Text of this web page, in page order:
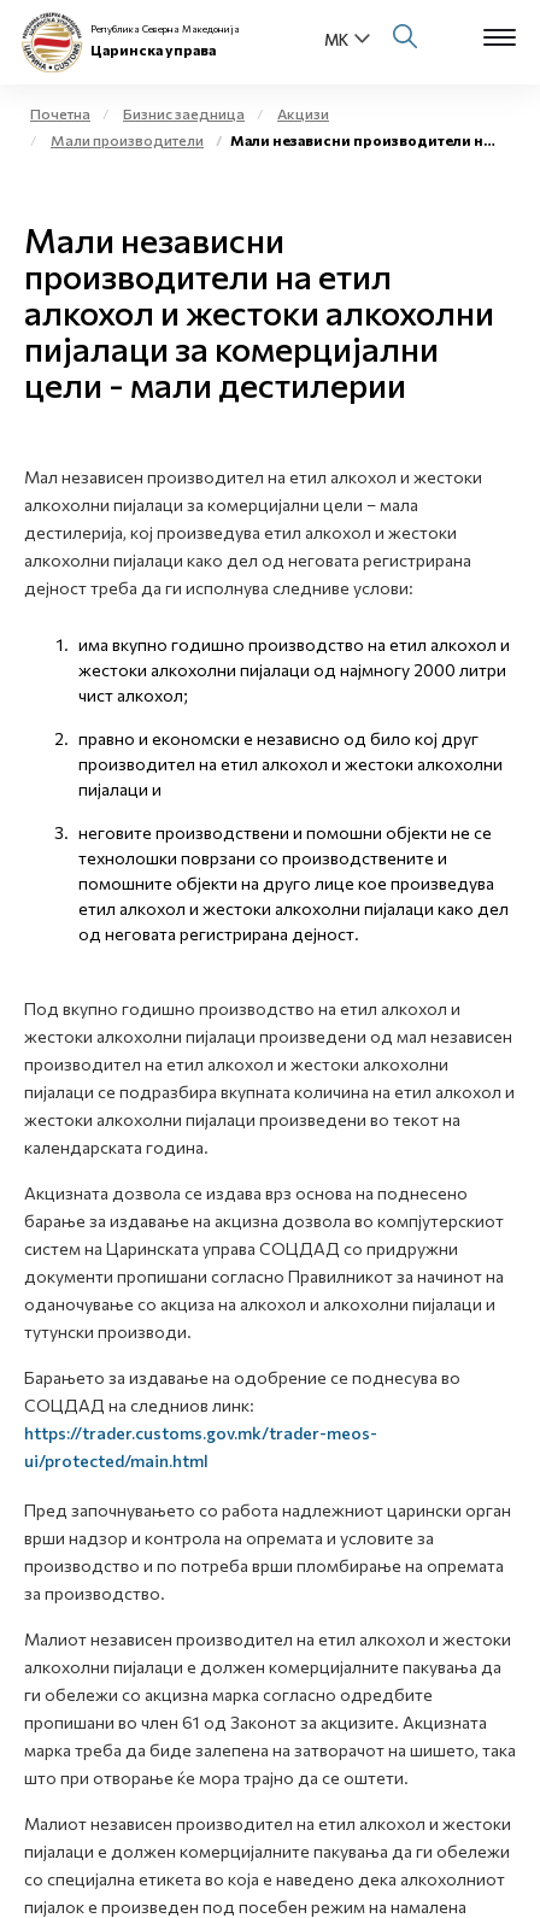
Физички лица
Бизнис заедница
Е-Царина
Контакт
Е-Весник
Република Северна Македонија
Царинска управа
Почетна Бизнис заедница
Акцизи
Мали производители
Мали независни производители на етил алкохол и жестоки алкохолни пијалаци за комерцијални цели - мали дестилерии
Мали независни
производители на етил
алкохол и жестоки алкохолни
пијалаци за комерцијални
цели - мали дестилерии
Мал независен производител на етил алкохол и жестоки
алкохолни пијалаци за комерцијални цели – мала
дестилерија, кој произведува етил алкохол и жестоки
алкохолни пијалаци како дел од неговата регистрирана
дејност треба да ги исполнува следниве услови:
има вкупно годишно производство на етил алкохол и
жестоки алкохолни пијалаци од најмногу 2000 литри
чист алкохол;
правно и економски е независно од било кој друг
производител на етил алкохол и жестоки алкохолни
пијалаци и
неговите производствени и помошни објекти не се
технолошки поврзани со производствените и
помошните објекти на друго лице кое произведува
етил алкохол и жестоки алкохолни пијалаци како дел
од неговата регистрирана дејност.
Под вкупно годишно производство на етил алкохол и
жестоки алкохолни пијалаци произведени од мал независен
производител на етил алкохол и жестоки алкохолни
пијалаци се подразбира вкупната количина на етил алкохол и
жестоки алкохолни пијалаци произведени во текот на
календарската година.
Акцизната дозвола се издава врз основа на поднесено
барање за издавање на акцизна дозвола во компјутерскиот
систем на Царинската управа СОЦДАД со придружни
документи пропишани согласно Правилникот за начинот на
оданочување со акциза на алкохол и алкохолни пијалаци и
тутунски производи.
Барањето за издавање на одобрение се поднесува во
СОЦДАД на следниов линк:
https://trader.customs.gov.mk/trader-meos-
ui/protected/main.html
Пред започнувањето со работа надлежниот царински орган
врши надзор и контрола на опремата и условите за
производство и по потреба врши пломбирање на опремата
за производство.
Малиот независен производител на етил алкохол и жестоки
алкохолни пијалаци е должен комерцијалните пакувања да
ги обележи со акцизна марка согласно одредбите
пропишани во член 61 од Законот за акцизите. Акцизната
марка треба да биде залепена на затворачот на шишето, така
што при отворање ќе мора трајно да се оштети.
Малиот независен производител на етил алкохол и жестоки
пијалаци е должен комерцијалните пакувања да ги обележи
со специјална етикета во која е наведено дека алкохолниот
пијалок е произведен под посебен режим на намалена